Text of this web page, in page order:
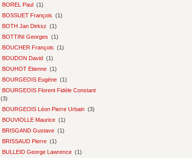
BOREL Paul (1)
BOSSUET François (1)
BOTH Jan Dirksz (1)
BOTTINI Georges (1)
BOUCHER François (1)
BOUDON David (1)
BOUHOT Etienne (1)
BOURGEOIS Eugène (1)
BOURGEOIS Florent Fidèle Constant
(3)
BOURGEOIS Léon Pierre Urbain (3)
BOUVIOLLE Maurice (1)
BRISGAND Gustave (1)
BRISSAUD Pierre (1)
BULLEID George Lawrence (1)